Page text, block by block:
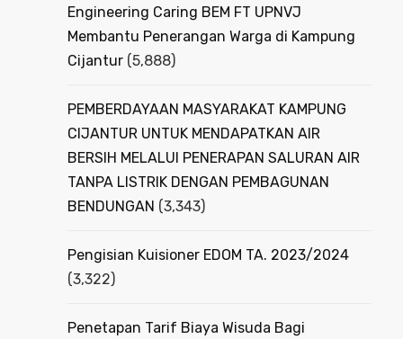
Engineering Caring BEM FT UPNVJ
Membantu Penerangan Warga di Kampung
Cijantur (5,888)
PEMBERDAYAAN MASYARAKAT KAMPUNG
CIJANTUR UNTUK MENDAPATKAN AIR
BERSIH MELALUI PENERAPAN SALURAN AIR
TANPA LISTRIK DENGAN PEMBAGUNAN
BENDUNGAN (3,343)
Pengisian Kuisioner EDOM TA. 2023/2024
(3,322)
Penetapan Tarif Biaya Wisuda Bagi